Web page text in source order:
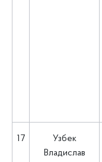
17
Узбек
Владислав